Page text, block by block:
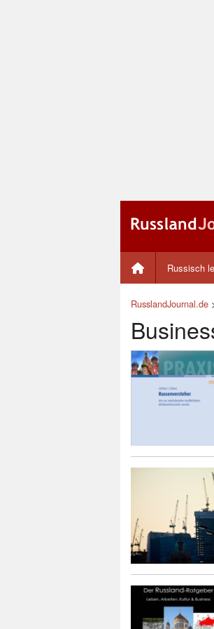
Russisch
RusslandJournal.de